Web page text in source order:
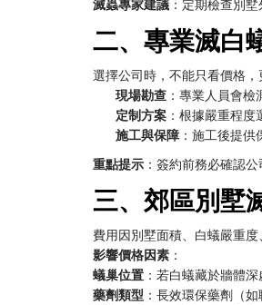
滅蟲專家建議 ：定期檢查別
二、專業滅白
選擇公司時，不能只看價格
現場勘查 ：專業人員會
定制方案 ：根據嚴重程
施工與保障 ：施工後提
重點提示 ：簽約前務必確認
三、郊區別墅
費用因別墅面積、白蟻嚴重
影響價格因素 ：
蟻巢位置 ：若白蟻藏於牆體
藥劑類型 ：長效環保藥劑（